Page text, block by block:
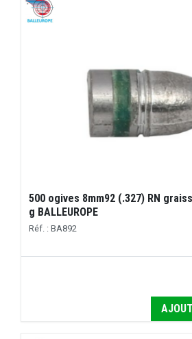
500 ogives 8mm92 (.327) RN
g BALLEUROPE
Réf. : BA892